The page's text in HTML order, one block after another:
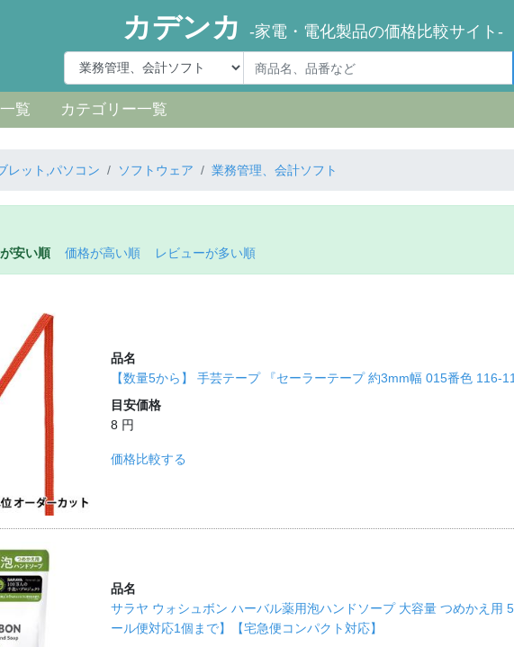
カデンカ -家電・電化製品の価格比較サイト-
覧 カテゴリー一覧
レット,パソコン ソフトウェア 業務管理、会計ソフト
安い順 価格が高い順 レビューが多い順
品名
【数量5から】 手芸テープ 『セーラーテープ 約3mm幅 015番色 116-
目安価格
8 円
価格比較する
品名
サラヤ ウォシュボン ハーバル薬用泡ハンドソープ 大容量 つめかえ用
ール便対応1個まで】【宅急便コンパクト対応】